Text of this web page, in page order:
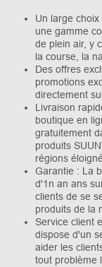
Un large
une gamme
de plein air, y
la course, la
Des offres
promotions
directement
Livraison
boutique en
gratuitement
produits
régions
Garantie : La
d'1n an ans
clients de se
produits de la
Service client
dispose d'un
aider les
tout problème